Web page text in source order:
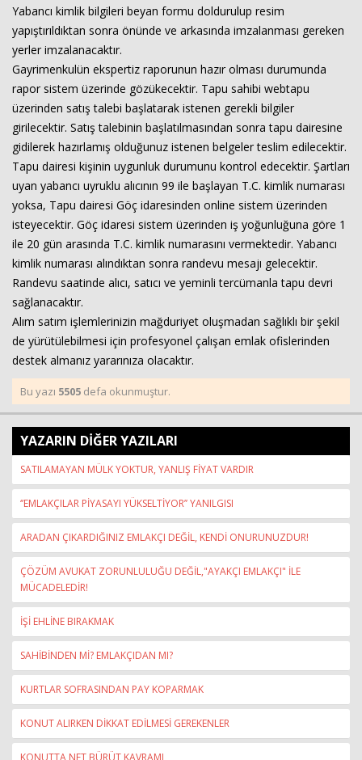
Yabancı kimlik bilgileri beyan formu doldurulup resim
yapıştırıldıktan sonra önünde ve arkasında imzalanması gereken
yerler imzalanacaktır.
Gayrimenkulün ekspertiz raporunun hazır olması durumunda
rapor sistem üzerinde gözükecektir. Tapu sahibi webtapu
üzerinden satış talebi başlatarak istenen gerekli bilgiler
girilecektir. Satış talebinin başlatılmasından sonra tapu dairesine
gidilerek hazırlamış olduğunuz istenen belgeler teslim edilecektir.
Tapu dairesi kişinin uygunluk durumunu kontrol edecektir. Şartları
uyan yabancı uyruklu alıcının 99 ile başlayan T.C. kimlik numarası
yoksa, Tapu dairesi Göç idaresinden online sistem üzerinden
isteyecektir. Göç idaresi sistem üzerinden iş yoğunluğuna göre 1
ile 20 gün arasında T.C. kimlik numarasını vermektedir. Yabancı
kimlik numarası alındıktan sonra randevu mesajı gelecektir.
Randevu saatinde alıcı, satıcı ve yeminli tercümanla tapu devri
sağlanacaktır.
Alım satım işlemlerinizin mağduriyet oluşmadan sağlıklı bir şekil
de yürütülebilmesi için profesyonel çalışan emlak ofislerinden
destek almanız yararınıza olacaktır.
Bu yazı 5505 defa okunmuştur.
YAZARIN DİĞER YAZILARI
SATILAMAYAN MÜLK YOKTUR, YANLIŞ FİYAT VARDIR
‘’EMLAKÇILAR PİYASAYI YÜKSELTİYOR’’ YANILGISI
ARADAN ÇIKARDIĞINIZ EMLAKÇI DEĞİL, KENDİ ONURUNUZDUR!
ÇÖZÜM AVUKAT ZORUNLULUĞU DEĞİL,"AYAKÇI EMLAKÇI" İLE
MÜCADELEDİR!
İŞİ EHLİNE BIRAKMAK
SAHİBİNDEN Mİ? EMLAKÇIDAN MI?
KURTLAR SOFRASINDAN PAY KOPARMAK
KONUT ALIRKEN DİKKAT EDİLMESİ GEREKENLER
KONUTTA NET BÜRÜT KAVRAMI